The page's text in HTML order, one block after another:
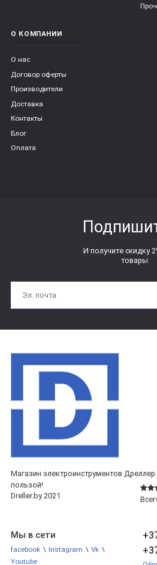
О КОМПАНИИ
О нас
Договор оферты
Производители
Доставка
Контакты
Блог
Оплата
И получите скидку
товары
Магазин электроинструментов
пользой!
Dreller.by 2021
Мы в сети
facebook \ Instagram \ Vk \
Youtube